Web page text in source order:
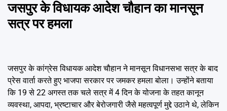
जसपुर के विधायक आदेश चौहान का मानसून
सत्र पर हमला
जसपुर के कांग्रेस विधायक आदेश चौहान ने मानसून विधानसभा सत्र के बाद
प्रेस वार्ता करते हुए भाजपा सरकार पर जमकर हमला बोला। उन्होंने बताया
कि 19 से 22 अगस्त तक चले सत्र में 4 दिन के योजना के तहत कानून
व्यवस्था, आपदा, भ्रष्टाचार और बेरोजगारी जैसे महत्वपूर्ण मुद्दे उठाने थे, लेकिन